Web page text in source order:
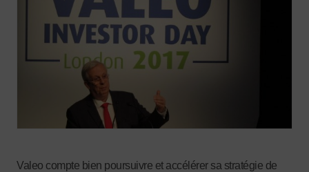
Valeo compte bien poursuivre et accélérer sa stratégie de